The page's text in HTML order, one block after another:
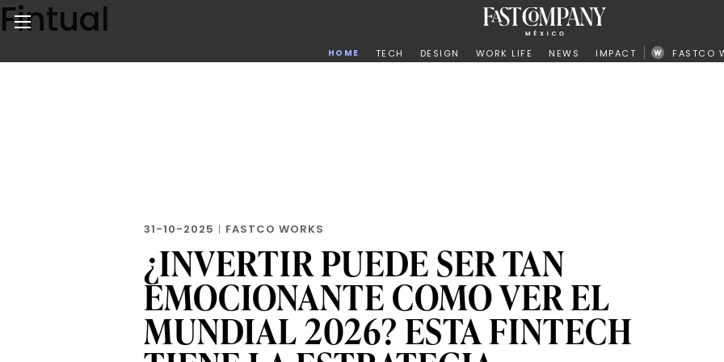
Skip
to
content
Noticias de negocios, innovación, tecnología y diseño
HOME TECH DESIGN WORK LIFE NEWS IMPACT FASTCO
Fintual
31-10-2025 | FASTCO WORKS
¿INVERTIR PUEDE SER TAN
EMOCIONANTE COMO VER EL
MUNDIAL 2026? ESTA FINTECH